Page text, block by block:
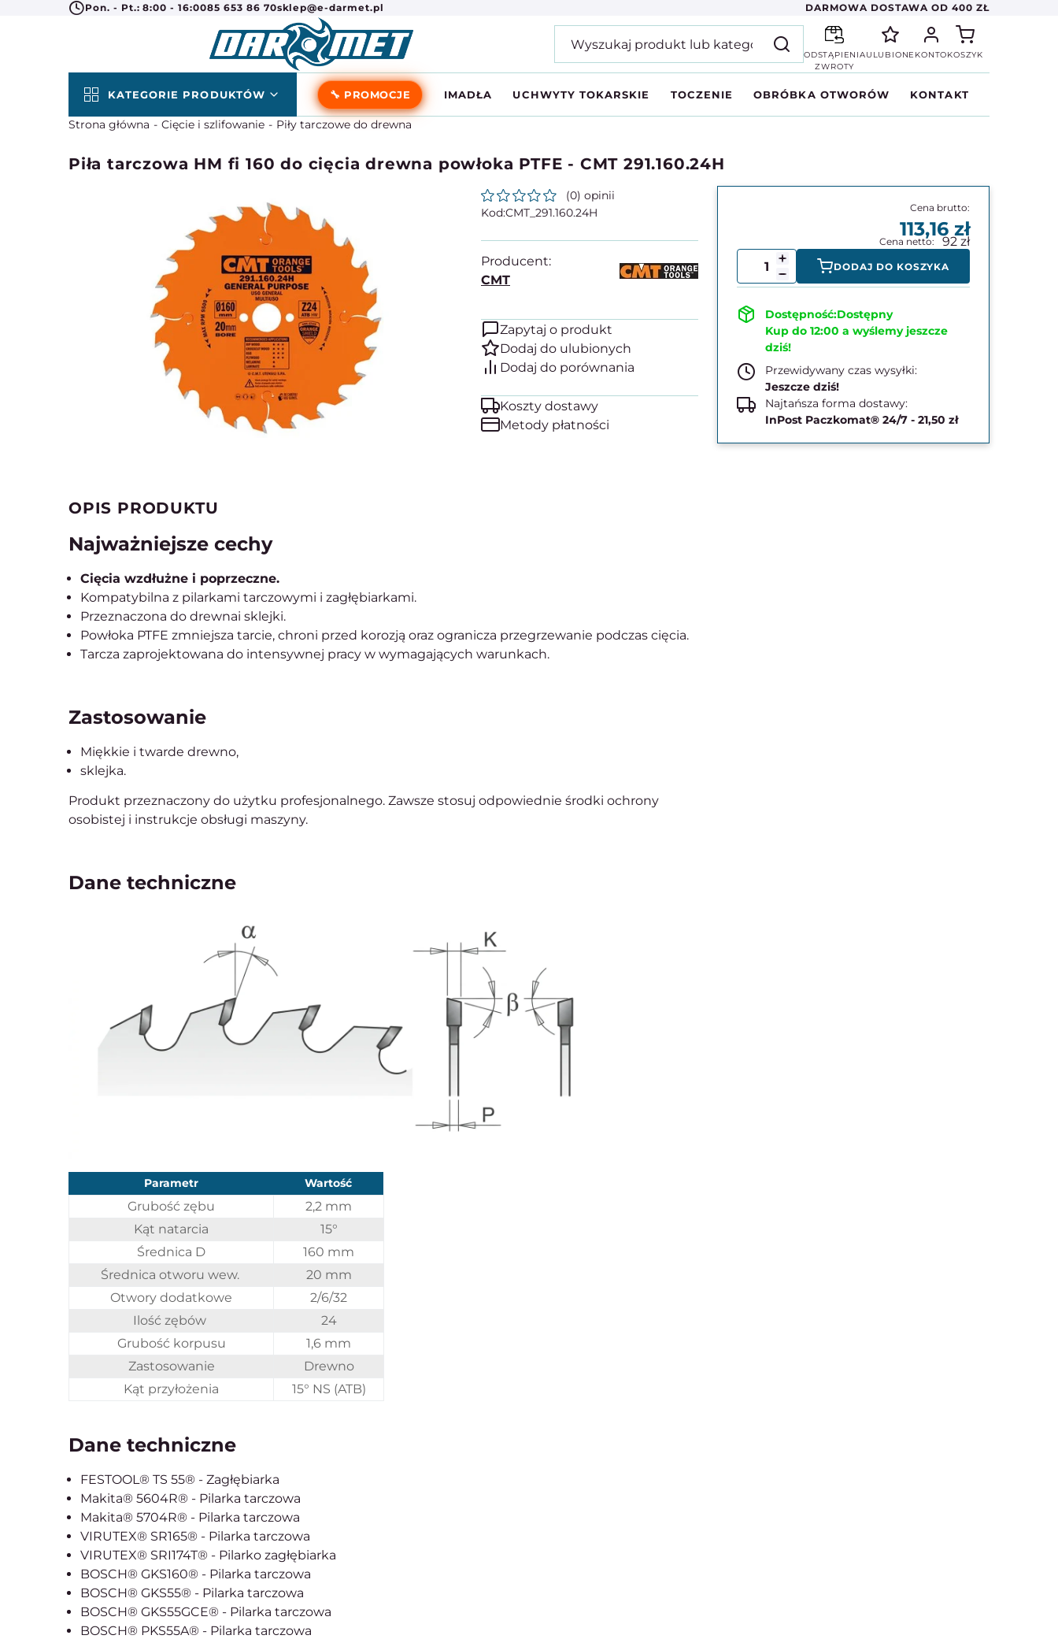
Pon. - Pt.: 8:00 - 16:0085 653 86 70sklep@e-darmet.pl DARMOWA DOSTAWA OD 400 ZŁ
ODSTĄPIENIA
ZWROTY
ULUBIONE KONTOKOSZYK
KATEGORIE PRODUKTÓW 🔧 PROMOCJE IMADŁA UCHWYTY TOKARSKIE TOCZENIE OBRÓBKA OTWORÓW KONTAKT
Strona główna Cięcie i szlifowanie Piły tarczowe do drewna
Piła tarczowa HM fi 160 do cięcia drewna powłoka PTFE - CMT 291.160.24H
(0) opinii
CMT_291.160.24H
Producent:
CMT
Zapytaj o produkt
Koszty dostawy
Metody płatności
113,16
92
DODAJ DO KOSZYKA
Dostępny
Kup do 12:00 a wyślemy jeszcze
dziś!
Przewidywany czas wysyłki:
Jeszcze dziś!
Najtańsza forma dostawy:
InPost Paczkomat® 24/7 - 21,50 zł
OPIS PRODUKTU
Najważniejsze cechy
Cięcia wzdłużne i poprzeczne.
Kompatybilna z pilarkami tarczowymi i zagłębiarkami.
Przeznaczona do drewnai sklejki.
Powłoka PTFE zmniejsza tarcie, chroni przed korozją oraz ogranicza przegrzewanie podczas cięcia.
Tarcza zaprojektowana do intensywnej pracy w wymagających warunkach.
Zastosowanie
Miękkie i twarde drewno,
sklejka.
Produkt przeznaczony do użytku profesjonalnego. Zawsze stosuj odpowiednie środki ochrony
osobistej i instrukcje obsługi maszyny.
Dane techniczne
Parametr Wartość
Grubość zębu
2,2 mm
Kąt natarcia
15°
Średnica D
160 mm
Średnica otworu wew.
20 mm
Otwory dodatkowe
2/6/32
Ilość zębów
24
Grubość korpusu
1,6 mm
Zastosowanie
Drewno
Kąt przyłożenia
15° NS (ATB)
Dane techniczne
FESTOOL® TS 55® - Zagłębiarka
Makita® 5604R® - Pilarka tarczowa
Makita® 5704R® - Pilarka tarczowa
VIRUTEX® SR165® - Pilarka tarczowa
VIRUTEX® SRI174T® - Pilarko zagłębiarka
BOSCH® GKS160® - Pilarka tarczowa
BOSCH® GKS55® - Pilarka tarczowa
BOSCH® GKS55GCE® - Pilarka tarczowa
BOSCH® PKS55A® - Pilarka tarczowa